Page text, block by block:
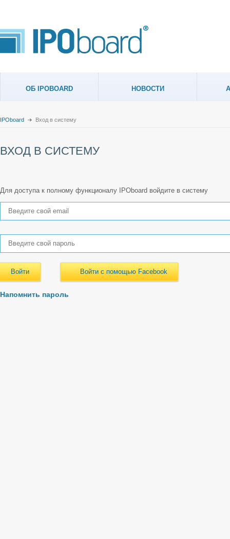
ОБ IPOBOARD НОВОСТИ
IPOboard Вход в систему
ВХОД В СИСТЕМУ
Для доступа к полному функционалу IPOboard войдите в систему